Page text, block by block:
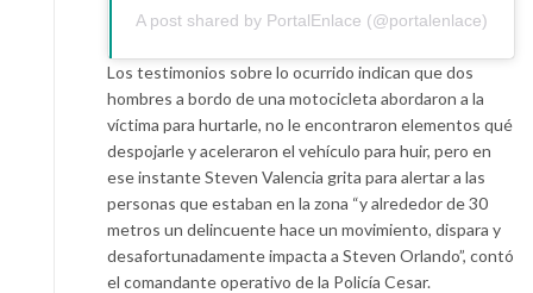
A post shared by PortalEnlace (@portalenlace)
Los testimonios sobre lo ocurrido indican que dos
hombres a bordo de una motocicleta abordaron a la
víctima para hurtarle, no le encontraron elementos qué
despojarle y aceleraron el vehículo para huir, pero en
ese instante Steven Valencia grita para alertar a las
personas que estaban en la zona “y alrededor de 30
metros un delincuente hace un movimiento, dispara y
desafortunadamente impacta a Steven Orlando”, contó
el comandante operativo de la Policía Cesar.